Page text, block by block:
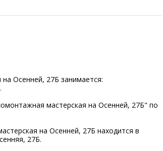
Осенней, 27Б занимается:
мастерская на Осенней, 27Б" по
на Осенней, 27Б находится в
27Б.